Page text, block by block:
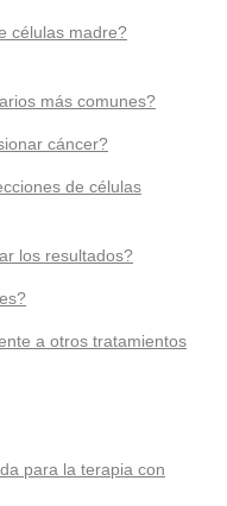
células madre?
más comunes?
cáncer?
de células
los resultados?
a otros tratamientos
para la terapia con